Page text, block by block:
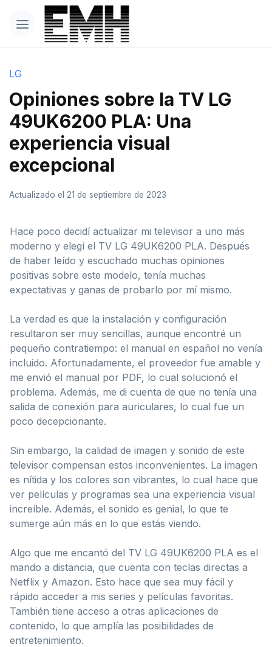
LG
Opiniones sobre la TV LG
49UK6200 PLA: Una
experiencia visual
excepcional
Actualizado el 21 de septiembre de 2023
Hace poco decidí actualizar mi televisor a uno más
moderno y elegí el TV LG 49UK6200 PLA. Después
de haber leído y escuchado muchas opiniones
positivas sobre este modelo, tenía muchas
expectativas y ganas de probarlo por mí mismo.
La verdad es que la instalación y configuración
resultaron ser muy sencillas, aunque encontré un
pequeño contratiempo: el manual en español no venía
incluido. Afortunadamente, el proveedor fue amable y
me envió el manual por PDF, lo cual solucionó el
problema. Además, me di cuenta de que no tenía una
salida de conexión para auriculares, lo cual fue un
poco decepcionante.
Sin embargo, la calidad de imagen y sonido de este
televisor compensan estos inconvenientes. La imagen
es nítida y los colores son vibrantes, lo cual hace que
ver películas y programas sea una experiencia visual
increíble. Además, el sonido es genial, lo que te
sumerge aún más en lo que estás viendo.
Algo que me encantó del TV LG 49UK6200 PLA es el
mando a distancia, que cuenta con teclas directas a
Netflix y Amazon. Esto hace que sea muy fácil y
rápido acceder a mis series y películas favoritas.
También tiene acceso a otras aplicaciones de
contenido, lo que amplía las posibilidades de
entretenimiento.